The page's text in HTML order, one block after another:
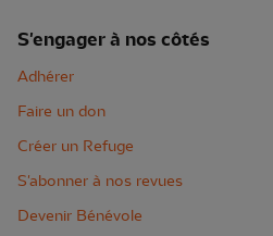
S'engager à nos côtés
Adhérer
Faire un don
Créer un Refuge
S'abonner à nos revues
Devenir Bénévole